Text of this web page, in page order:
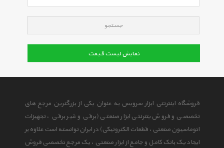
جستجو
نمایش لیست قیمت
فروشگاه اینترنتی ابزار سرویس به عنوان یکی از بزرگترین مرجع های
تخصصی و فروش ینترنتی ابزار صنعتی (برقی و غیر برقی ، تجهیزات
اتوماسیون صنعتی ، قطعات الکترونیکی) در ایران توانسته است علاوه بر
ایجاد یک بانک کامل و جامع از ابزار صنعتی ، یک مرجع تخصصی فروش